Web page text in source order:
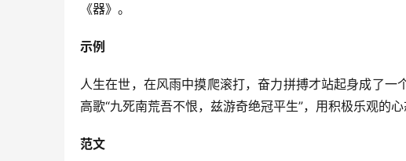
《器》。
示例
人生在世，在风雨中摸爬滚打，奋力拼搏才站起身成了一
高歌“九死南荒吾不恨，兹游奇绝冠平生”，用积极乐观的
范文